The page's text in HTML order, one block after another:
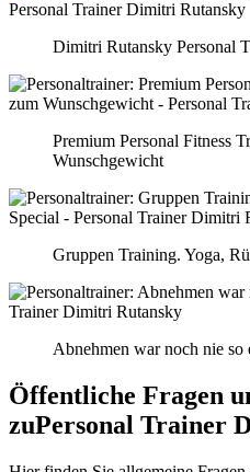
Dimitri Rutansky Personal
Premium Personal Fitness
Wunschgewicht
Gruppen Training. Yoga,
Abnehmen war noch nie so
Öffentliche Fragen
zuPersonal Trainer